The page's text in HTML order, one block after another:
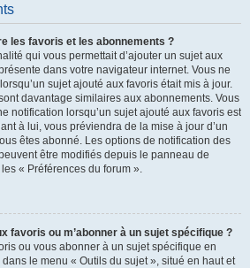
les favoris et les abonnements ?
qui vous permettait d’ajouter un sujet aux
dans votre navigateur internet. Vous ne
sujet ajouté aux favoris était mis à jour.
davantage similaires aux abonnements. Vous
notification lorsqu’un sujet ajouté aux favoris est
à lui, vous préviendra de la mise à jour d’un
êtes abonné. Les options de notification des
être modifiés depuis le panneau de
« Préférences du forum ».
favoris ou m’abonner à un sujet spécifique ?
ou vous abonner à un sujet spécifique en
le menu « Outils du sujet », situé en haut et